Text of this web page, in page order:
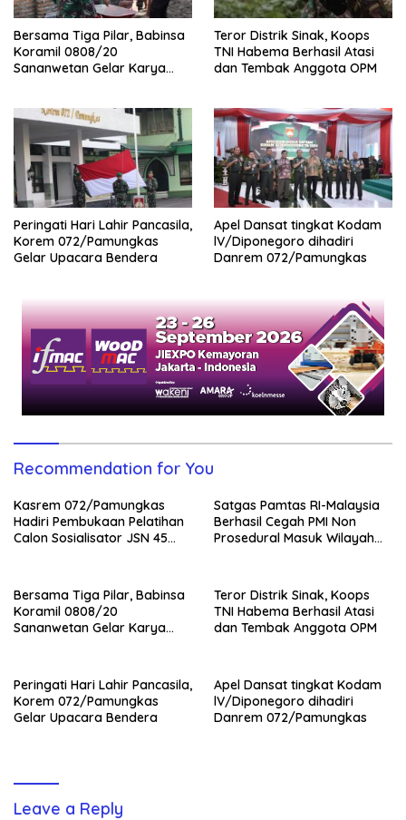
Bersama Tiga Pilar, Babinsa
Koramil 0808/20
Sananwetan Gelar Karya
Teror Distrik Sinak, Koops
TNI Habema Berhasil Atasi
dan Tembak Anggota OPM
Peringati Hari Lahir Pancasila,
Korem 072/Pamungkas
Gelar Upacara Bendera
Apel Dansat tingkat Kodam
lV/Diponegoro dihadiri
Danrem 072/Pamungkas
Recommendation for You
Kasrem 072/Pamungkas
Hadiri Pembukaan Pelatihan
Calon Sosialisator JSN 45
Satgas Pamtas RI-Malaysia
Berhasil Cegah PMI Non
Prosedural Masuk Wilayah
Bersama Tiga Pilar, Babinsa
Koramil 0808/20
Sananwetan Gelar Karya
Teror Distrik Sinak, Koops
TNI Habema Berhasil Atasi
dan Tembak Anggota OPM
Peringati Hari Lahir Pancasila,
Korem 072/Pamungkas
Gelar Upacara Bendera
Apel Dansat tingkat Kodam
lV/Diponegoro dihadiri
Danrem 072/Pamungkas
Leave a Reply